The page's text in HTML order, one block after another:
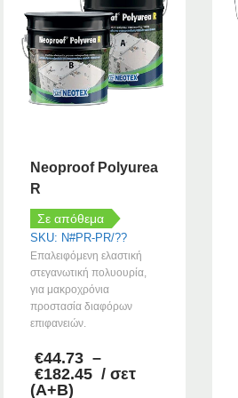
Neoproof Polyurea
R
Σε απόθεμα
SKU: N#PR-PR/??
Επαλειφόμενη ελαστική
στεγανωτική πολυουρία,
για μακροχρόνια
προστασία διαφόρων
επιφανειών.
€44.73 –
€182.45 Price
/ σετ
(Α+Β)